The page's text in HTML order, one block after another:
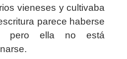
vieneses y cultivaba
parece haberse
pero ella no está